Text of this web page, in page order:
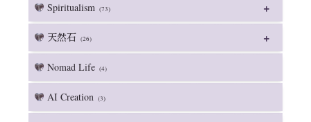
Spiritualism (73)
天然石 (26)
Nomad Life (4)
AI Creation (3)